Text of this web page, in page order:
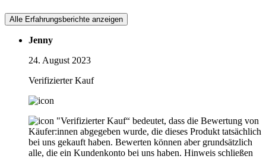
Alle Erfahrungsberichte anzeigen
Jenny
24. August 2023
Verifizierter Kauf
"Verifizierter Kauf“ bedeutet, dass die Bewertung von
Käufer:innen abgegeben wurde, die dieses Produkt tatsächlich
bei uns gekauft haben. Bewerten können aber grundsätzlich
alle, die ein Kundenkonto bei uns haben. Hinweis schließen